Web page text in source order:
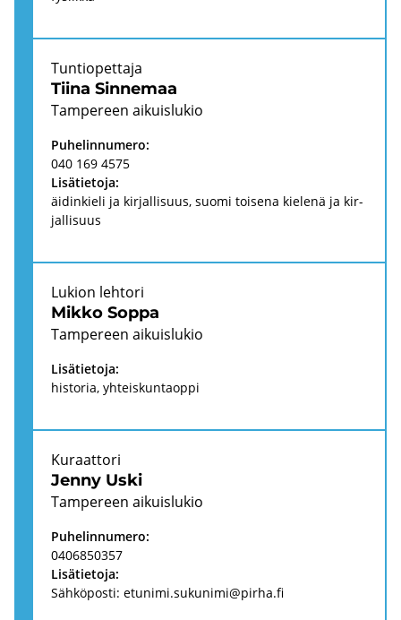
Tiina Sin­ne­maa
Tun­tio­pet­ta­ja
Tam­pe­reen ai­kuis­lu­kio
Pu­he­lin­nu­me­ro:
040 169 4575
Li­sä­tie­to­ja:
äi­din­kie­li ja kir­jal­li­suus, suomi toi­se­na kie­le­nä ja kir­
jal­li­suus
Mikko Soppa
Lu­kion leh­to­ri
Tam­pe­reen ai­kuis­lu­kio
Li­sä­tie­to­ja:
his­to­ria, yh­teis­kun­taop­pi
Jenny Uski
Ku­raat­to­ri
Tam­pe­reen ai­kuis­lu­kio
Pu­he­lin­nu­me­ro:
0406850357
Li­sä­tie­to­ja:
Säh­kö­pos­ti: etu­ni­mi.su­ku­ni­mi@pirha.fi